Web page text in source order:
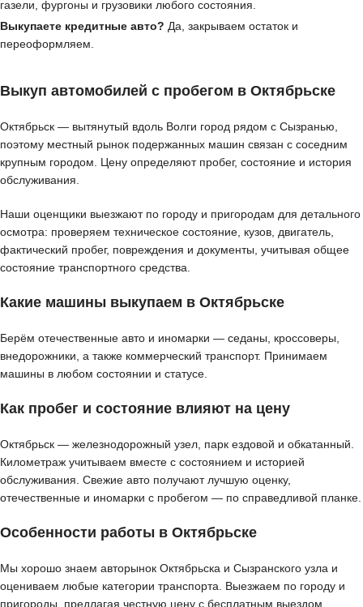
газели, фургоны и грузовики любого состояния.
Выкупаете кредитные авто? Да, закрываем остаток и
переоформляем.
Выкуп автомобилей с пробегом в Октябрьске
Октябрьск — вытянутый вдоль Волги город рядом с Сызранью,
поэтому местный рынок подержанных машин связан с соседним
крупным городом. Цену определяют пробег, состояние и история
обслуживания.
Наши оценщики выезжают по городу и пригородам для детального
осмотра: проверяем техническое состояние, кузов, двигатель,
фактический пробег, повреждения и документы, учитывая общее
состояние транспортного средства.
Какие машины выкупаем в Октябрьске
Берём отечественные авто и иномарки — седаны, кроссоверы,
внедорожники, а также коммерческий транспорт. Принимаем
машины в любом состоянии и статусе.
Как пробег и состояние влияют на цену
Октябрьск — железнодорожный узел, парк ездовой и обкатанный.
Километраж учитываем вместе с состоянием и историей
обслуживания. Свежие авто получают лучшую оценку,
отечественные и иномарки с пробегом — по справедливой планке.
Особенности работы в Октябрьске
Мы хорошо знаем авторынок Октябрьска и Сызранского узла и
оцениваем любые категории транспорта. Выезжаем по городу и
пригороды, предлагая честную цену с бесплатным выездом.